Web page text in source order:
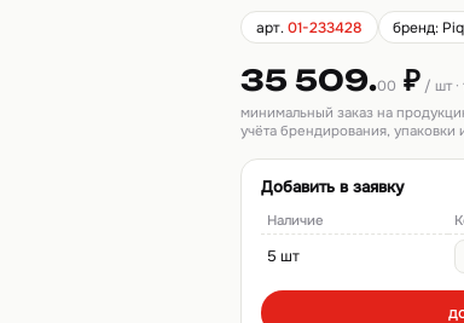
арт.01-233428 бренд:
35 509.00 ₽ / шт
минимальный заказ на
учёта брендирования, упаковки
Добавить в заявку
Наличие
5 шт